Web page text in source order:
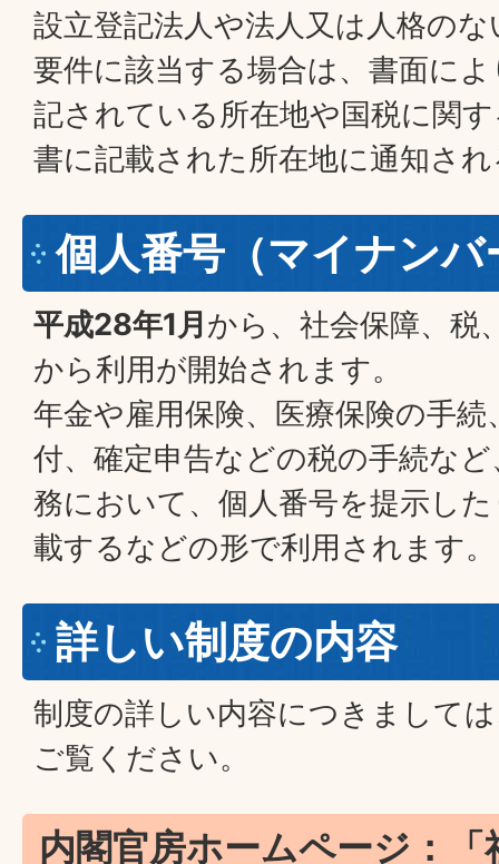
設立登記法人や法人又は人格の
要件に該当する場合は、書面に
記されている所在地や国税に関
書に記載された所在地に通知さ
個人番号（マイナン
平成28年1月から、社会保障、税
から利用が開始されます。
年金や雇用保険、医療保険の手
付、確定申告などの税の手続な
務において、個人番号を提示し
載するなどの形で利用されます。
詳しい制度の内容
制度の詳しい内容につきまして
ご覧ください。
内閣官房ホームページ：「